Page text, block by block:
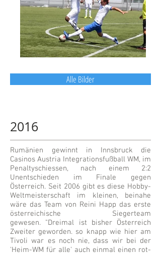
Alle Bilder
2016
Rumänien gewinnt in Innsbruck die
Casinos Austria Integrationsfußball WM, im
Penaltyschiessen, nach einem 2:2
Unentschieden im Finale gegen
Österreich. Seit 2006 gibt es diese Hobby-
Weltmeisterschaft im kleinen, beinahe
wäre das Team von Reini Happ das erste
österreichische Siegerteam
gewesen. "Dreimal ist bisher Österreich
Zweiter geworden. so knapp wie hier am
Tivoli war es noch nie, dass wir bei der
'Heim-WM für alle' auch einmal einen rot-